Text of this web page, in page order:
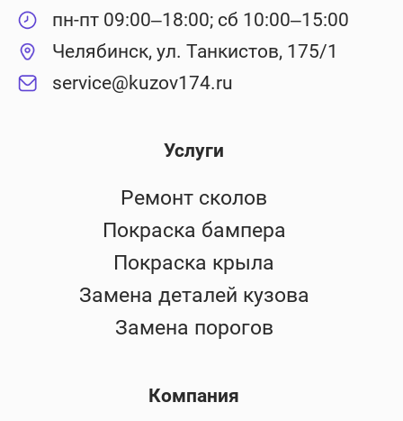
Услуги
Ремонт сколов
Покраска бампера
Покраска крыла
Замена деталей кузова
Замена порогов
Компания
пн-пт 09:00–18:00; сб 10:00–15:00
Челябинск, ул. Танкистов, 175/1
service@kuzov174.ru